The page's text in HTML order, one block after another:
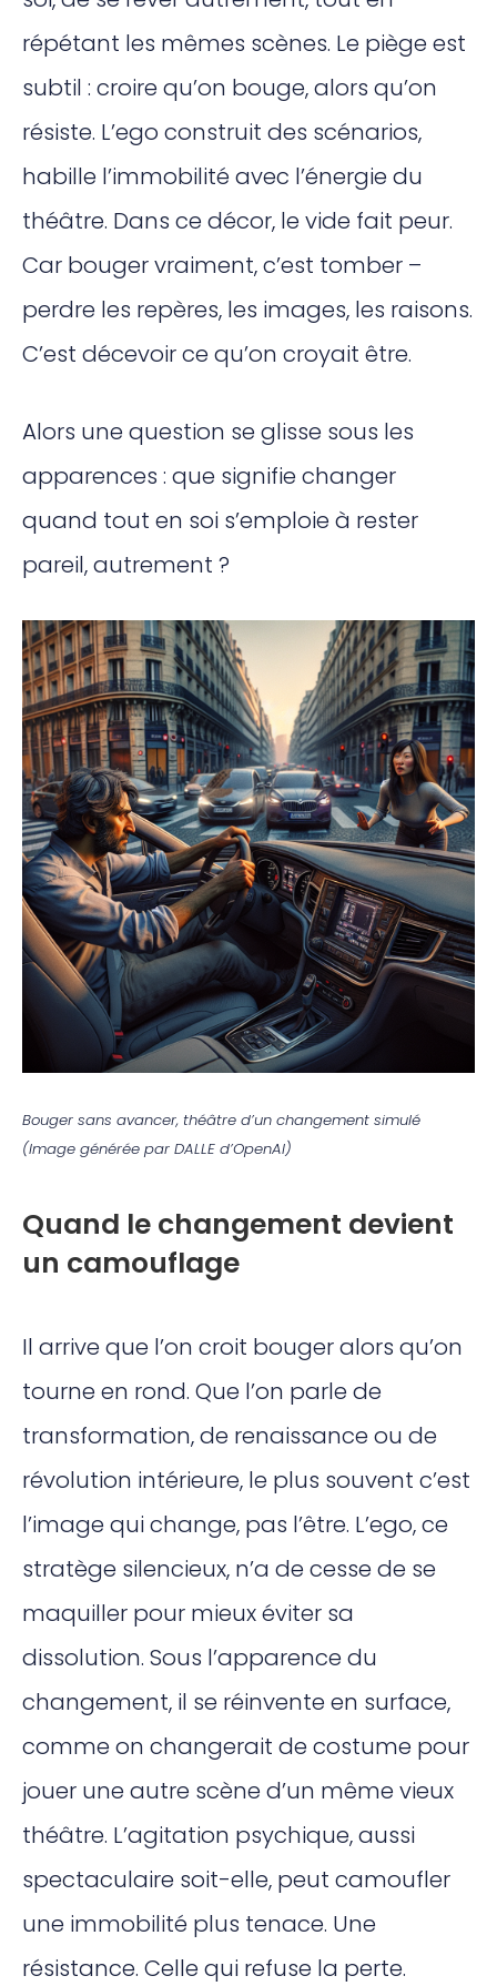
répétant les mêmes scènes. Le piège est
subtil : croire qu’on bouge, alors qu’on
résiste. L’ego construit des scénarios,
habille l’immobilité avec l’énergie du
théâtre. Dans ce décor, le vide fait peur.
Car bouger vraiment, c’est tomber –
perdre les repères, les images, les raisons.
C’est décevoir ce qu’on croyait être.
Alors une question se glisse sous les
apparences : que signifie changer
quand tout en soi s’emploie à rester
pareil, autrement ?
Bouger sans avancer, théâtre d’un changement simulé
(Image générée par DALLE d’OpenAI)
Quand le changement devient
un camouflage
Il arrive que l’on croit bouger alors qu’on
tourne en rond. Que l’on parle de
transformation, de renaissance ou de
révolution intérieure, le plus souvent c’est
l’image qui change, pas l’être. L’ego, ce
stratège silencieux, n’a de cesse de se
maquiller pour mieux éviter sa
dissolution. Sous l’apparence du
changement, il se réinvente en surface,
comme on changerait de costume pour
jouer une autre scène d’un même vieux
théâtre. L’agitation psychique, aussi
spectaculaire soit-elle, peut camoufler
une immobilité plus tenace. Une
résistance. Celle qui refuse la perte.